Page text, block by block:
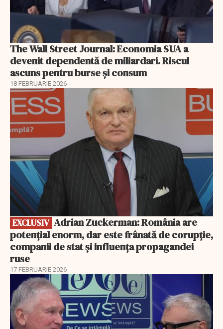
The Wall Street Journal: Economia SUA a
devenit dependentă de miliardari. Riscul
ascuns pentru burse și consum
18 FEBRUARIE 2026
EXCLUSIV
EXCLUSIV
potențial enorm, dar este frânată de corupție,
companii de stat și influența propagandei
ruse
17 FEBRUARIE 2026
EXCLUSIV